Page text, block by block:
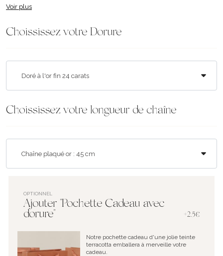
Voir plus
Choississez votre Dorure
Choississez votre longueur de chaîne
OPTIONNEL
Ajouter "Pochette Cadeau avec
dorure"
+2.5€
Notre pochette cadeau d'une jolie teinte
terracotta emballera à merveille votre
cadeau.